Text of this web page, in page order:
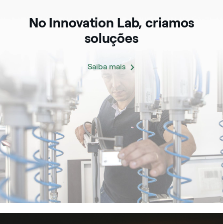
No Innovation Lab, criamos
soluções
Saiba mais